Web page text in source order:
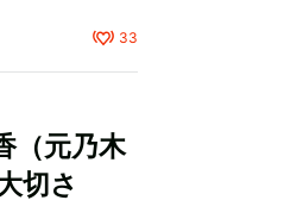
33
（元乃木
切さ